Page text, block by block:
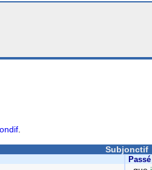
Subjonctif
Passé